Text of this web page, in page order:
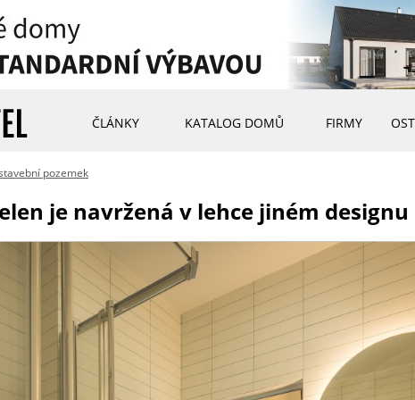
ČLÁNKY KATALOG DOMŮ FIRMY
pozemek
je navržená v lehce jiném designu